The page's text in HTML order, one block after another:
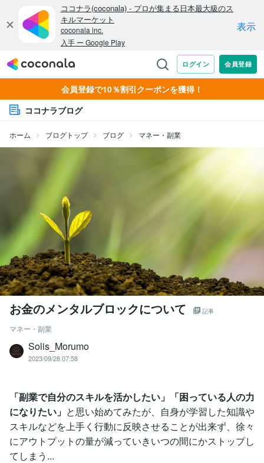
会員登録で10％割引クーポンを獲得！
ココナラブログ
ホーム ブログトップ ブログ マネー・副業
お金のメンタルブロックについて 記事
マネー・副業
Solis_Morumo
2023/09/28 07:58
「副業で自分のスキルを活かしたい」「困っている人の力
になりたい」 と思い始めてみたが、自身が学習した知識や
スキルなどを上手く行動に反映させることが出来ず、徐々
にアウトプットの量が減っていきいつの間にかストップし
てしまう...